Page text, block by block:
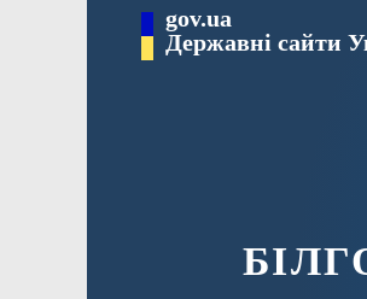
gov.ua
Державні сайти